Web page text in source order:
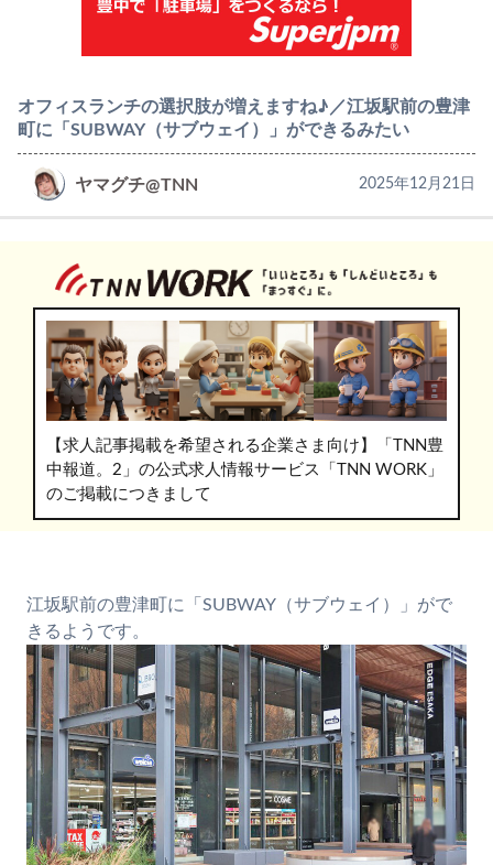
オフィスランチの選択肢が増えますね♪／江坂駅前の豊津
町に「SUBWAY（サブウェイ）」ができるみたい
ヤマグチ@TNN 2025年12月21日
【求人記事掲載を希望される企業さま向け】「TNN豊
中報道。2」の公式求人情報サービス「TNN WORK」
のご掲載につきまして
江坂駅前の豊津町に「SUBWAY（サブウェイ）」がで
きるようです。